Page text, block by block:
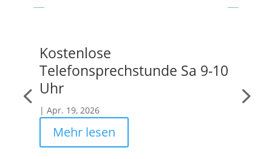
Kostenlose
Telefonsprechstunde Sa 9-10
Uhr
| Apr. 19, 2026
Mehr lesen